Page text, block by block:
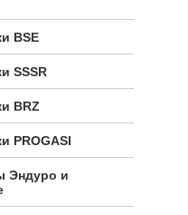
BSE
SSSR
BRZ
PROGASI
Эндуро и